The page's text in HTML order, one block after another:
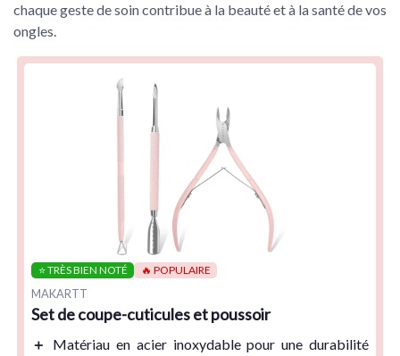
chaque geste de soin contribue à la beauté et à la santé de vos
ongles.
⭐ TRÈS BIEN NOTÉ 🔥 POPULAIRE
MAKARTT
Set de coupe-cuticules et poussoir
＋ Matériau en acier inoxydablepour une durabilité